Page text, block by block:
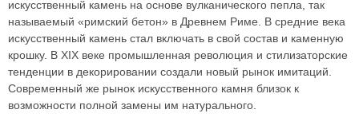
искусственный камень на основе вулканического пепла, так
называемый «римский бетон» в Древнем Риме. В средние века
искусственный камень стал включать в свой состав и каменную
крошку. В XIX веке промышленная революция и стилизаторские
тенденции в декорировании создали новый рынок имитаций.
Современный же рынок искусственного камня близок к
возможности полной замены им натурального.